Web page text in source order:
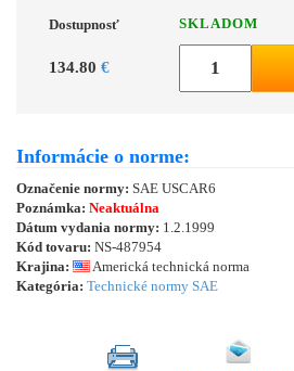
Dostupnosť SKLADOM
134.80 €
Informácie o norme:
Označenie normy: SAE USCAR6
Poznámka: Neaktuálna
Dátum vydania normy: 1.2.1999
Kód tovaru: NS-487954
Krajina:
Americká technická norma
Kategória: Technické normy SAE